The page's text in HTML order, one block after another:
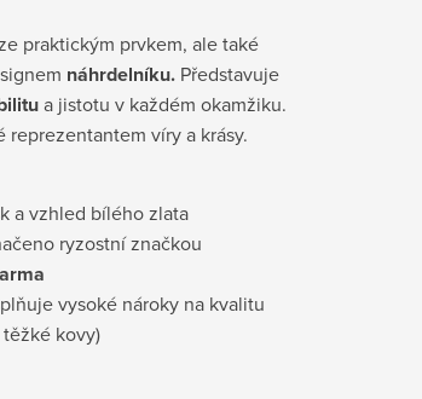
praktickým prvkem, ale také
náhrdelníku. Představuje
a jistotu v každém okamžiku.
reprezentantem víry a krásy.
a vzhled bílého zlata
ryzostní značkou
vysoké nároky na kvalitu
kovy)